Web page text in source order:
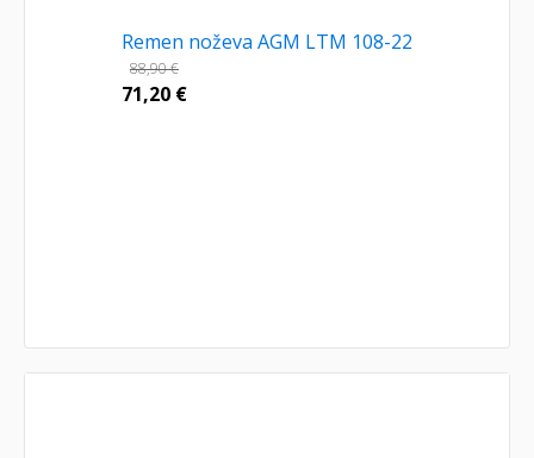
Remen noževa AGM LTM 108-22
88,90€
71,20 €